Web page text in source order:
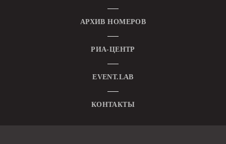
АРХИВ НОМЕРОВ
РИА-ЦЕНТР
EVENT.LAB
КОНТАКТЫ